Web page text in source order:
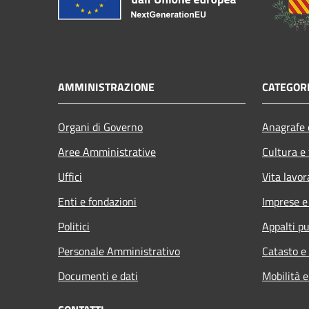
AMMINISTRAZIONE
Organi di Governo
Aree Amministrative
Uffici
Enti e fondazioni
Politici
Personale Amministrativo
Documenti e dati
Cultura
Vita
Imprese
Appalti
Catasto
Mobilità